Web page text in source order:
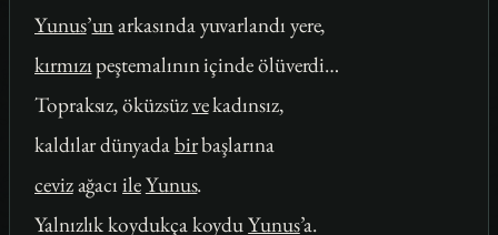
Yunus’unarkasında yuvarlandı yere,
kırmızıpeştemalının içinde ölüverdi…
Topraksız, öküzsüzvekadınsız,
kaldılar dünyadabirbaşlarına
cevizağacıileYunus.
Yalnızlık koydukça koyduYunus’a.